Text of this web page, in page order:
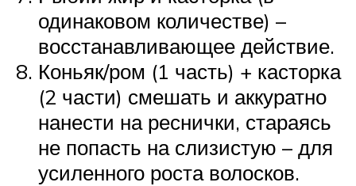
одинаковом количестве) –
восстанавливающее действие.
Коньяк/ром (1 часть) + касторка
(2 части) смешать и аккуратно
нанести на реснички, стараясь
не попасть на слизистую – для
усиленного роста волосков.